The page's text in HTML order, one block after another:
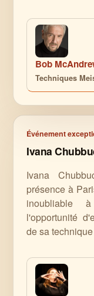
Bob
Techniques
Événement
Ivana
Ivana
présence à
inoubliable
l'opportunité
de sa